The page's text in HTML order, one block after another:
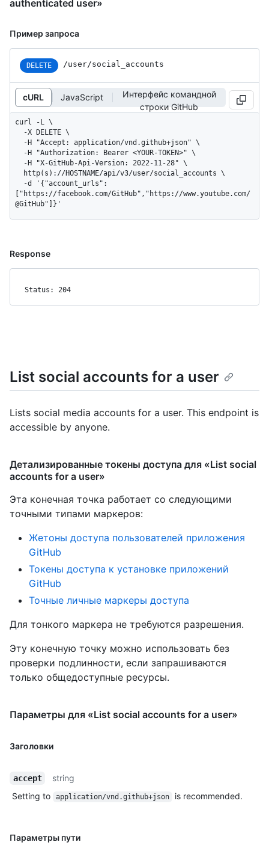
authenticated user»
Пример запроса
DELETE /user/social_accounts
cURL JavaScript
Интерфейс командной
строки GitHub
curl -L \
["https://facebook.com/GitHub","https://www.youtube.com/
@GitHub"]}'
Response
Status: 204
List social accounts for a user
Lists social media accounts for a user. This endpoint is
accessible by anyone.
Детализированные токены доступа для «List social
accounts for a user»
Эта конечная точка работает со следующими
точными типами маркеров:
Жетоны доступа пользователей приложения
GitHub
Токены доступа к установке приложений
GitHub
Точные личные маркеры доступа
Для тонкого маркера не требуются разрешения.
Эту конечную точку можно использовать без
проверки подлинности, если запрашиваются
только общедоступные ресурсы.
Параметры для «List social accounts for a user»
Заголовки
accept
string
Setting to
application/vnd.github+json is recommended.
Параметры пути